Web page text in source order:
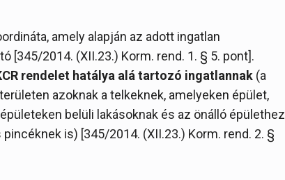
amely alapján az adott ingatlan
2014. (XII.23.) Korm. rend. 1. § 5. pont].
rendelet hatálya alá tartozó ingatlannak (a
azoknak a telkeknek, amelyeken épület,
belüli lakásoknak és az önálló épülethez
is) [345/2014. (XII.23.) Korm. rend. 2. §